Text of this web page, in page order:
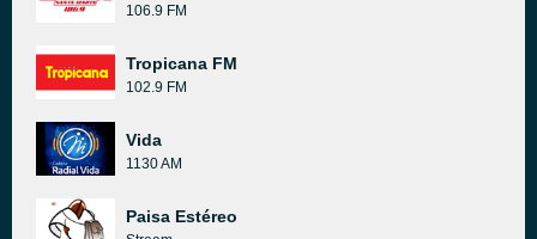
106.9 FM
Tropicana FM
102.9 FM
Vida
1130 AM
Paisa Estéreo